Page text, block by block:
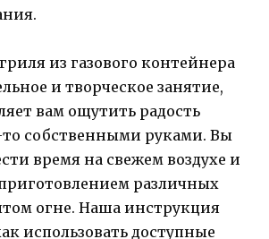
из газового контейнера
и творческое занятие,
вам ощутить радость
то собственными руками. Вы
время на свежем воздухе и
различных
огне. Наша инструкция
использовать доступные